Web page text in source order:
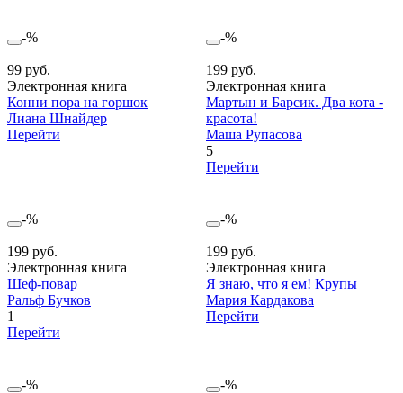
-%
99 руб.
Электронная книга
Конни пора на горшок
Лиана Шнайдер
Перейти
-%
199 руб.
Электронная книга
Мартын и Барсик. Два кота -
красота!
Маша Рупасова
5
Перейти
-%
199 руб.
Электронная книга
Шеф-повар
Ральф Бучков
1
Перейти
-%
199 руб.
Электронная книга
Я знаю, что я ем! Крупы
Мария Кардакова
Перейти
-% -%